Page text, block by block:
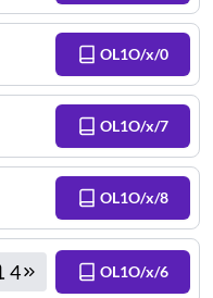
OL1O/x/0
OL1O/x/7
OL1O/x/8
4 OL1O/x/6